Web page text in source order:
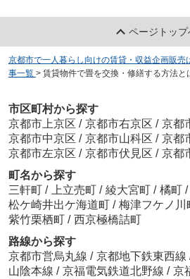
ページトップ
京都市で一人暮らし向けの賃貸・収益企画販売
事一覧 > 賃貸物件で畳を交換・修繕する方法
市区町村から探す
京都市上京区 / 京都市右京区 / 京都
京都市中京区 / 京都市山科区 / 京都
京都市左京区 / 京都市伏見区 / 京都
町名から探す
三軒町 / 上立売町 / 綾大宮町 / 橘町 /
松ケ崎井出ケ海道町 / 梅津フケノ川
紫竹栗栖町 / 西京極橋詰町
路線から探す
京都市営烏丸線 / 京都地下鉄東西線
山陰本線 / 京福電気鉄道北野線 / 京